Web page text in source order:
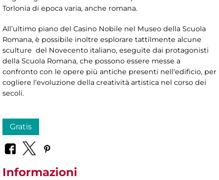
Torlonia di epoca varia, anche romana.
All’ultimo piano del Casino Nobile nel Museo della Scuola
Romana, è possibile inoltre esplorare tattilmente alcune
sculture del Novecento italiano, eseguite dai protagonisti
della Scuola Romana, che possono essere messe a
confronto con le opere più antiche presenti nell'edificio, per
cogliere l‘evoluzione della creatività artistica nel corso dei
secoli.
Gratis
Informazioni